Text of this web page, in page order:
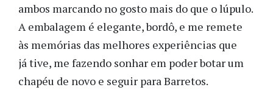
ambos marcando no gosto mais do que o lúpulo.
A embalagem é elegante, bordô, e me remete
às memórias das melhores experiências que
já tive, me fazendo sonhar em poder botar um
chapéu de novo e seguir para Barretos.